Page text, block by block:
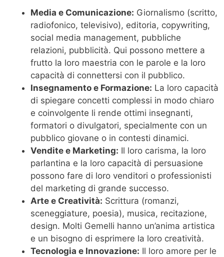
Media e Comunicazione: Giornalismo (scritto,
radiofonico, televisivo), editoria, copywriting,
social media management, pubbliche
relazioni, pubblicità. Qui possono mettere a
frutto la loro maestria con le parole e la loro
capacità di connettersi con il pubblico.
Insegnamento e Formazione: La loro capacità
di spiegare concetti complessi in modo chiaro
e coinvolgente li rende ottimi insegnanti,
formatori o divulgatori, specialmente con un
pubblico giovane o in contesti dinamici.
Vendite e Marketing: Il loro carisma, la loro
parlantina e la loro capacità di persuasione
possono fare di loro venditori o professionisti
del marketing di grande successo.
Arte e Creatività: Scrittura (romanzi,
sceneggiature, poesia), musica, recitazione,
design. Molti Gemelli hanno un’anima artistica
e un bisogno di esprimere la loro creatività.
Tecnologia e Innovazione: Il loro amore per le